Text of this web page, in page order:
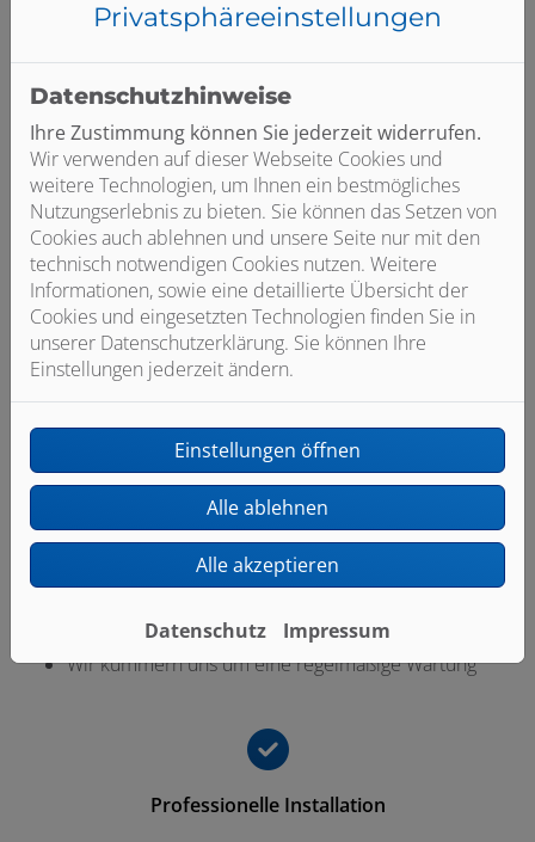
funktioniert.
Individuelle Planung und Beratung
Wir planen Ihre Anlage basierend auf Ihren
Wünschen und Ideen
Sie erhalten eine herstellerunabhängige
Produktberatung
Wir erstellen eine transparente Kostenaufstellung
ohne Überraschungen
Hohe Qualität und fachgerechte Ausführung
Wir verbauen ausschließlich hochwertige Produkte
führender Marken
Serviceleistungen
Wir kümmern uns um eine regelmäßige Wartung
Professionelle Installation
Privatsphäre­einstellungen
Datenschutzhinweise
Ihre Zustimmung können Sie jederzeit widerrufen.
Wir verwenden auf dieser Webseite Cookies und
weitere Technologien, um Ihnen ein bestmögliches
Nutzungserlebnis zu bieten. Sie können das Setzen von
Cookies auch ablehnen und unsere Seite nur mit den
technisch notwendigen Cookies nutzen. Weitere
Informationen, sowie eine detaillierte Übersicht der
Cookies und eingesetzten Technologien finden Sie in
unserer Datenschutzerklärung. Sie können Ihre
Einstellungen jederzeit ändern.
Einstellungen öffnen
Alle ablehnen
Alle akzeptieren
Datenschutz Impressum